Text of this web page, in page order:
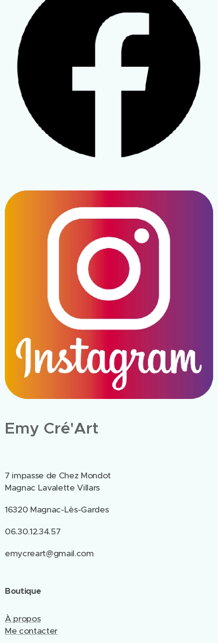
Emy Cré'Art
7 impasse de Chez Mondot
Magnac Lavalette Villars
16320 Magnac-Lès-Gardes
06.30.12.34.57
emycreart@gmail.com
Boutique
À propos
Me contacter